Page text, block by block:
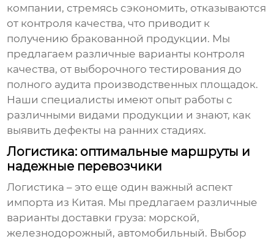
компании, стремясь сэкономить, отказываются
от контроля качества, что приводит к
получению бракованной продукции. Мы
предлагаем различные варианты контроля
качества, от выборочного тестирования до
полного аудита производственных площадок.
Наши специалисты имеют опыт работы с
различными видами продукции и знают, как
выявить дефекты на ранних стадиях.
Логистика: оптимальные маршруты и
надежные перевозчики
Логистика – это еще один важный аспект
импорта из Китая. Мы предлагаем различные
варианты доставки груза: морской,
железнодорожный, автомобильный. Выбор